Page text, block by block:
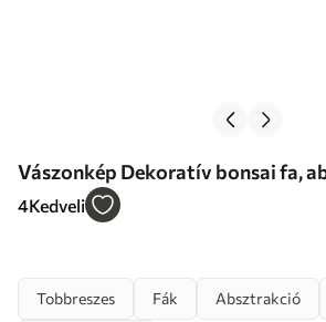
Vászonkép Dekoratív bonsai fa, absztrakt
festmény Nr m30688
4Kedveli
Tobbreszes Fák Absztrakció